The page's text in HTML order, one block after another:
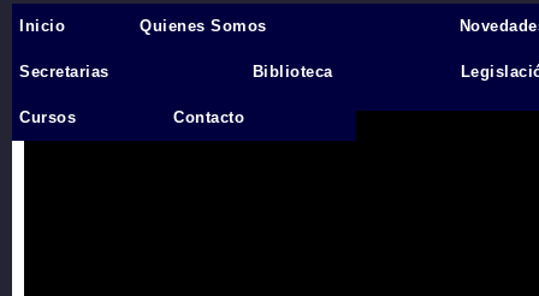
Inicio
Inicio Quienes Somos
Secretarias Biblioteca
Cursos Contacto